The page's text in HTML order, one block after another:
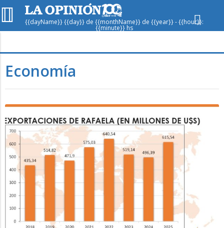
{{dayName}} {{day}} de {{monthName}} de {{year}} - {{hour}}:
{{minute}} hs
Presión
Sáb
Economía